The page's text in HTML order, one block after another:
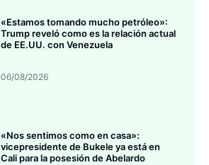
«Estamos tomando mucho petróleo»:
Trump reveló como es la relación actual
de EE.UU. con Venezuela
06/08/2026
«Nos sentimos como en casa»:
vicepresidente de Bukele ya está en
Cali para la posesión de Abelardo